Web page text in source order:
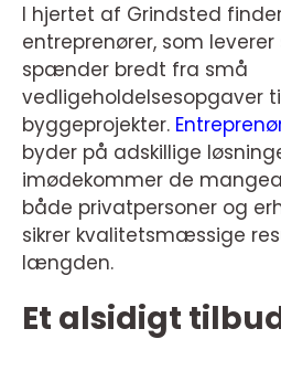
I hjertet af Grindsted
entreprenører, som
spænder bredt fra små
vedligeholdelsesopgaver
byggeprojekter.
byder på adskillige
imødekommer de
både privatpersoner og
sikrer kvalitetsmæssige
længden.
Et alsidigt